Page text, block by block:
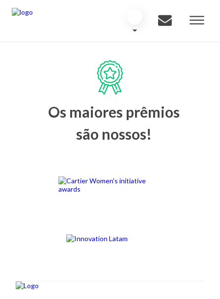
Os maiores prêmios
são nossos!